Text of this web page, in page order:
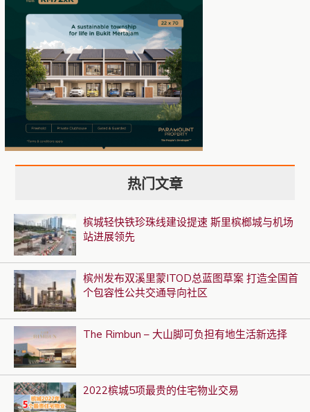
热门文章
槟城轻快铁珍珠线建设提速 斯里槟榔城与机场
站进展领先
槟州发布双溪里蒙ITOD总蓝图草案 打造全国首
个包容性公共交通导向社区
The Rimbun – 大山脚可负担有地生活新选择
2022槟城5项最贵的住宅物业交易